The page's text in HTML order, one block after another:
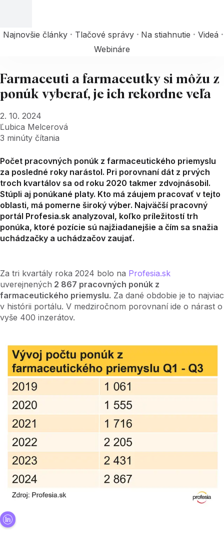
Najnovšie články Tlačové správy Na stiahnutie
Videá
Webináre
Farmaceuti a farmaceutky si môžu z
ponúk vyberať, je ich rekordne veľa
2. 10. 2024
Ľubica Melcerová
3 minúty čítania
Počet pracovných ponúk z farmaceutického priemyslu
za posledné roky narástol. Pri porovnaní dát z prvých
troch kvartálov sa od roku 2020 takmer zdvojnásobil.
Stúpli aj ponúkané platy. Kto má záujem pracovať v tejto
oblasti, má pomerne široký výber. Najväčší pracovný
portál Profesia.sk analyzoval, koľko príležitostí trh
ponúka, ktoré pozície sú najžiadanejšie a čím sa snažia
uchádzačky a uchádzačov zaujať.
Za tri kvartály roka 2024 bolo na Profesia.sk
uverejnených 2 867 pracovných ponúk z
farmaceutického priemyslu. Za dané obdobie je to najviac
v histórii portálu. V medziročnom porovnaní ide o nárast o
vyše 400 inzerátov.